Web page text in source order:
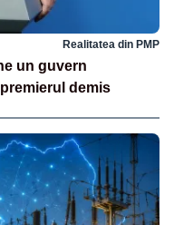
Realitatea din PMP
un guvern
demis